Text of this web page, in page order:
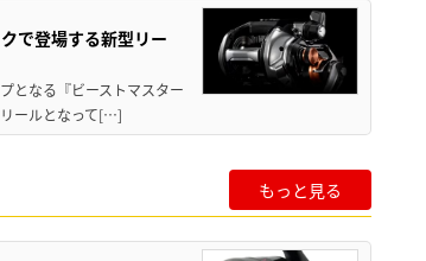
で登場する新型リー
となる『ビーストマスター
ールとなって[…]
もっと見る